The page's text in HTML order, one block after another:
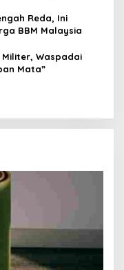
Reda, Ini
BBM Malaysia
Militer, Waspadai
Mata”